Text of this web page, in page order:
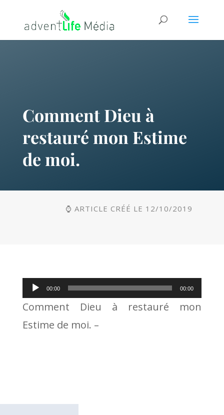
Comment Dieu à
restauré mon Estime
de moi.
⌚ ARTICLE CRÉÉ LE 12/10/2019
Lecteur
audio
00:00 00:00
Comment Dieu à restauré mon
Estime de moi. –